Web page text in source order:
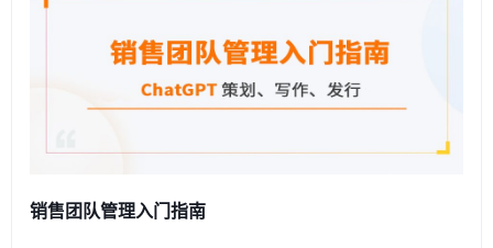
销售团队管理入门指南